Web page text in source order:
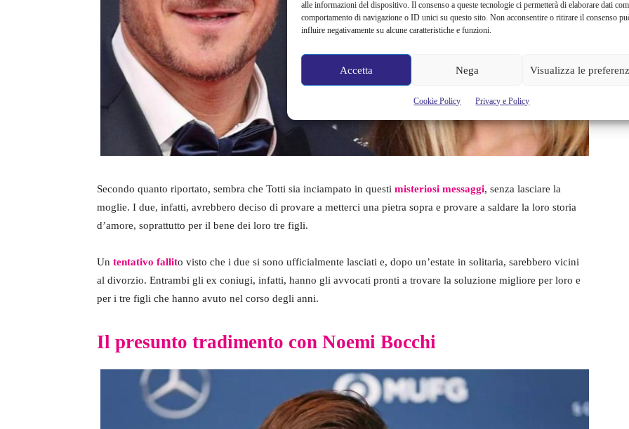
alle informazioni del dispositivo. Il consenso a queste tecnologie ci permetterà di elaborare dati
comportamento di navigazione o ID unici su questo sito. Non acconsentire o ritirare il consenso
influire negativamente su alcune caratteristiche e funzioni.
Accetta Nega Visualizza le
Cookie Policy Privacy e Policy
Secondo quanto riportato, sembra che Totti sia inciampato in questi misteriosi messaggi, senza lasciare la
moglie. I due, infatti, avrebbero deciso di provare a metterci una pietra sopra e provare a saldare la loro storia
d’amore, soprattutto per il bene dei loro tre figli.
Un tentativo fallito visto che i due si sono ufficialmente lasciati e, dopo un’estate in solitaria, sarebbero vicini
al divorzio. Entrambi gli ex coniugi, infatti, hanno gli avvocati pronti a trovare la soluzione migliore per loro e
per i tre figli che hanno avuto nel corso degli anni.
Il presunto tradimento con Noemi Bocchi